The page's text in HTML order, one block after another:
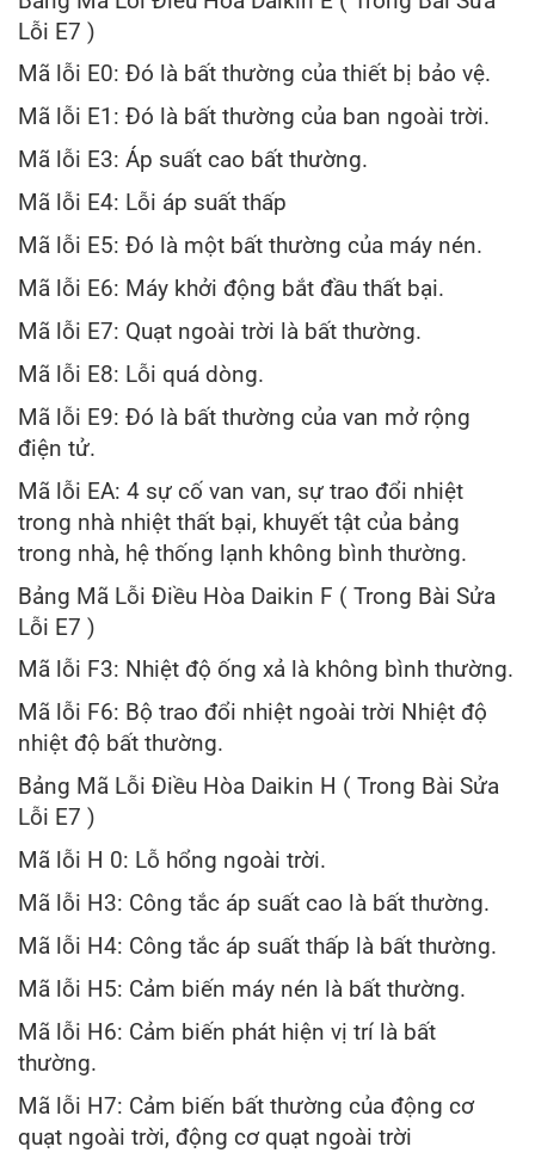
Lỗi E7 )
Mã lỗi E0: Đó là bất thường của thiết bị bảo vệ.
Mã lỗi E1: Đó là bất thường của ban ngoài trời.
Mã lỗi E3: Áp suất cao bất thường.
Mã lỗi E4: Lỗi áp suất thấp
Mã lỗi E5: Đó là một bất thường của máy nén.
Mã lỗi E6: Máy khởi động bắt đầu thất bại.
Mã lỗi E7: Quạt ngoài trời là bất thường.
Mã lỗi E8: Lỗi quá dòng.
Mã lỗi E9: Đó là bất thường của van mở rộng
điện tử.
Mã lỗi EA: 4 sự cố van van, sự trao đổi nhiệt
trong nhà nhiệt thất bại, khuyết tật của bảng
trong nhà, hệ thống lạnh không bình thường.
Bảng Mã Lỗi Điều Hòa Daikin F ( Trong Bài Sửa
Lỗi E7 )
Mã lỗi F3: Nhiệt độ ống xả là không bình thường.
Mã lỗi F6: Bộ trao đổi nhiệt ngoài trời Nhiệt độ
nhiệt độ bất thường.
Bảng Mã Lỗi Điều Hòa Daikin H ( Trong Bài Sửa
Lỗi E7 )
Mã lỗi H 0: Lỗ hổng ngoài trời.
Mã lỗi H3: Công tắc áp suất cao là bất thường.
Mã lỗi H4: Công tắc áp suất thấp là bất thường.
Mã lỗi H5: Cảm biến máy nén là bất thường.
Mã lỗi H6: Cảm biến phát hiện vị trí là bất
thường.
Mã lỗi H7: Cảm biến bất thường của động cơ
quạt ngoài trời, động cơ quạt ngoài trời